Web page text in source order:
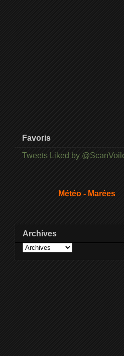
Favoris
Tweets Liked by
Météo - Marées
Archives